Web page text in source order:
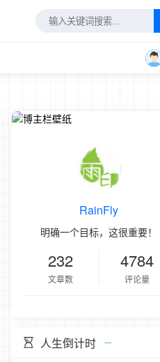
RainFly
明确一个目标，这很重要！
232
文章数
4784
评论量
人生倒计时